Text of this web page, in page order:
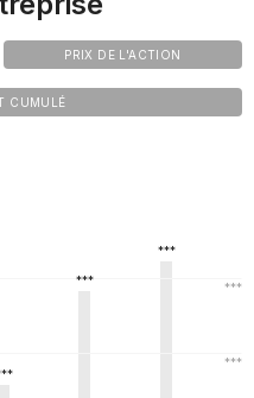
PRIX DE L'ACTION
CUMULÉ